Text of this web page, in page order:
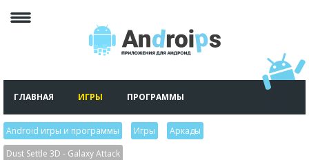
ГЛАВНАЯ ИГРЫ ПРОГРАММЫ
Android игры и программы Игры Аркады
Dust Settle 3D - Galaxy Attack